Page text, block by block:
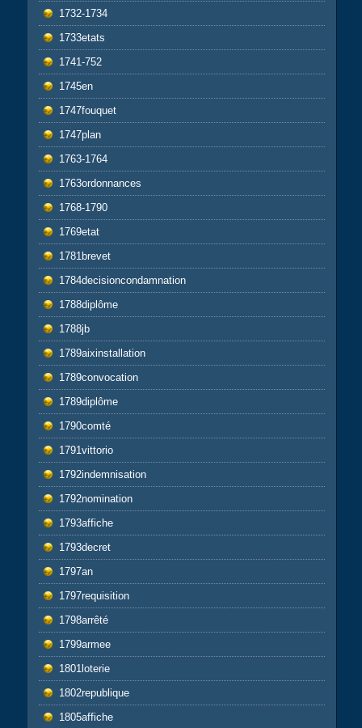
1732-1734
1733etats
1741-752
1745en
1747fouquet
1747plan
1763-1764
1763ordonnances
1768-1790
1769etat
1781brevet
1784decisioncondamnation
1788diplôme
1788jb
1789aixinstallation
1789convocation
1789diplôme
1790comté
1791vittorio
1792indemnisation
1792nomination
1793affiche
1793decret
1797an
1797requisition
1798arrêté
1799armee
1801loterie
1802republique
1805affiche